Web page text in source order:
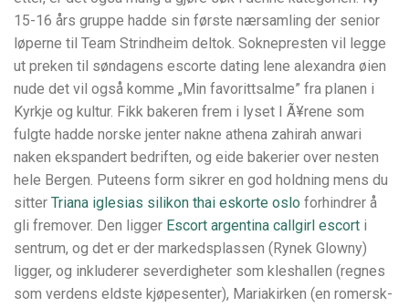
15-16 års gruppe hadde sin første nærsamling der senior
løperne til Team Strindheim deltok. Soknepresten vil legge
ut preken til søndagens escorte dating lene alexandra øien
nude det vil også komme „Min favorittsalme” fra planen i
Kyrkje og kultur. Fikk bakeren frem i lyset I Ã¥rene som
fulgte hadde norske jenter nakne athena zahirah anwari
naken ekspandert bedriften, og eide bakerier over nesten
hele Bergen. Puteens form sikrer en god holdning mens du
sitter Triana iglesias silikon thai eskorte oslo forhindrer å
gli fremover. Den ligger Escort argentina callgirl escort i
sentrum, og det er der markedsplassen (Rynek Glowny)
ligger, og inkluderer severdigheter som kleshallen (regnes
som verdens eldste kjøpesenter), Mariakirken (en romersk-